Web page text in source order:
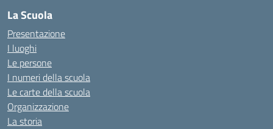
La Scuola
Presentazione
I luoghi
Le persone
I numeri della scuola
Le carte della scuola
Organizzazione
La storia